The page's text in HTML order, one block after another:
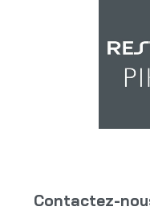
Contactez-